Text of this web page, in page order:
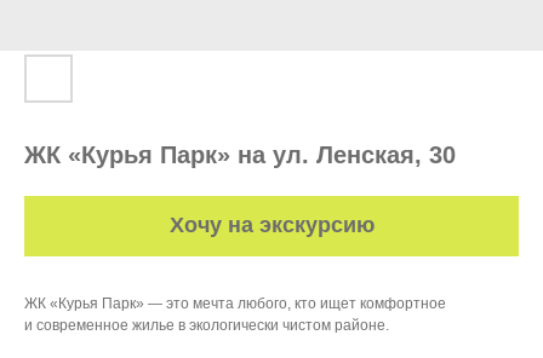
ЖК «Курья Парк» на ул. Ленская, 30
Хочу на экскурсию
ЖК «Курья Парк» — это мечта любого, кто ищет комфортное
и современное жилье в экологически чистом районе.